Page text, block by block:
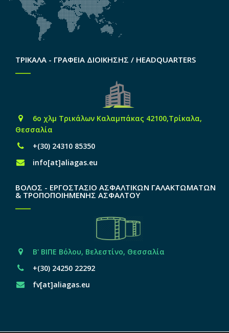
ΤΡΙΚΑΛΑ - ΓΡΑΦΕΙΑ ΔΙΟΙΚΗΣΗΣ / HEADQUARTERS
6o χλμ Τρικάλων Καλαμπάκας 42100,Τρίκαλα,
Θεσσαλία
+(30) 24310 85350
info[at]aliagas.eu
ΒΟΛΟΣ - ΕΡΓΟΣΤΑΣΙΟ ΑΣΦΑΛΤΙΚΩΝ ΓΑΛΑΚΤΩΜΑΤΩΝ
& ΤΡΟΠΟΠΟΙΗΜΕΝΗΣ ΑΣΦΑΛΤΟΥ
Β' ΒΙΠΕ Βόλου, Βελεστίνο, Θεσσαλία
+(30) 24250 22292
fv[at]aliagas.eu